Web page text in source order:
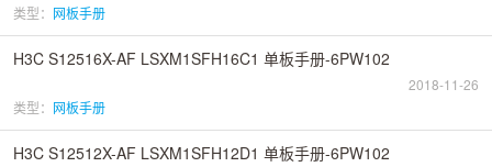
类型： 网板手册
H3C S12516X-AF LSXM1SFH16C1 单板手册-6PW102
2018-11-26
类型： 网板手册
H3C S12512X-AF LSXM1SFH12D1 单板手册-6PW102